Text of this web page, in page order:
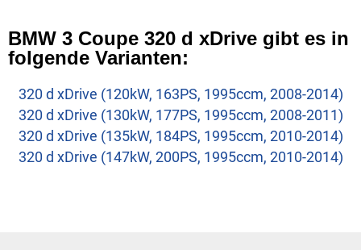
BMW 3 Coupe 320 d xDrive gibt es in
folgende Varianten:
320 d xDrive (120kW, 163PS, 1995ccm, 2008-2014)
320 d xDrive (130kW, 177PS, 1995ccm, 2008-2011)
320 d xDrive (135kW, 184PS, 1995ccm, 2010-2014)
320 d xDrive (147kW, 200PS, 1995ccm, 2010-2014)